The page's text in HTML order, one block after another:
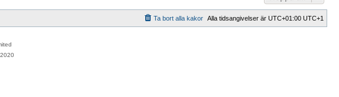
Alla tidsangivelser är UTC+01:00 UTC+1
Ta bort alla kakor